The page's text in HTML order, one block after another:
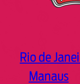
Rio de
Manaus